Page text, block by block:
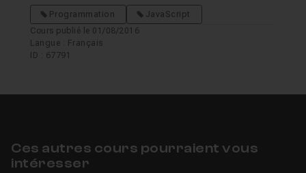
Programmation
JavaScript
Cours publié le 01/08/2016
Langue : Français
ID : 67791
Ces autres cours pourraient vous
intéresser